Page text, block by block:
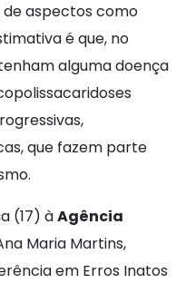
aspectos como
é que, no
alguma doença
que fazem parte
(17) àAgência
Maria Martins,
em Erros Inatos